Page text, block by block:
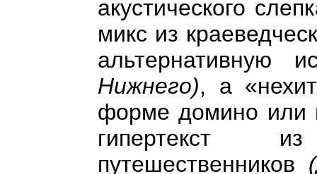
акустического
микс из
альтернативную
Нижнего), а
форме домино или
гипертекст
путешественников